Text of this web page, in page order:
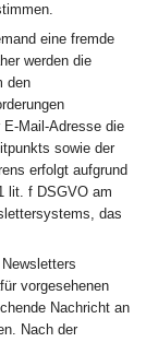
eine fremde
werden die
den
Mail-Adresse die
sowie der
erfolgt aufgrund
lit. f DSGVO am
das
vorgesehenen
Nachricht an
Nach der